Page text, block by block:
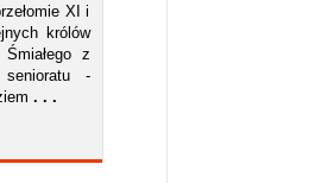
XI i
królów
z
-
. . .